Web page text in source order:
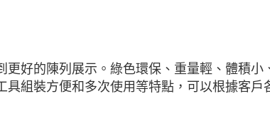
好的陳列展示。綠色環保、重量輕、體積小
組裝方便和多次使用等特點，可以根據客戶